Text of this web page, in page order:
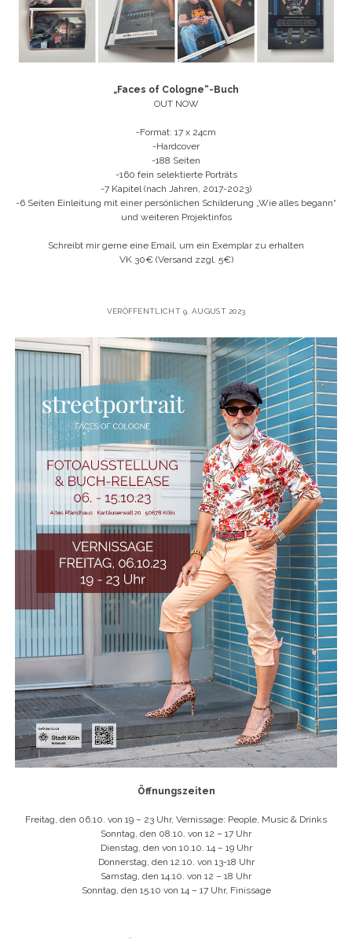
„Faces of Cologne“-Buch
OUT NOW
-Format: 17 x 24cm
-Hardcover
-188 Seiten
-160 fein selektierte Porträts
-7 Kapitel (nach Jahren, 2017-2023)
-6 Seiten Einleitung mit einer persönlichen Schilderung „Wie alles begann“
und weiteren Projektinfos
Schreibt mir gerne eine Email, um ein Exemplar zu erhalten
VK 30€ (Versand zzgl. 5€)
VERÖFFENTLICHT 9. AUGUST 2023
Öffnungszeiten
Freitag, den 06.10. von 19 – 23 Uhr, Vernissage: People, Music & Drinks
Sonntag, den 08.10. von 12 – 17 Uhr
Dienstag, den von 10.10. 14 – 19 Uhr
Donnerstag, den 12.10. von 13-18 Uhr
Samstag, den 14.10. von 12 – 18 Uhr
Sonntag, den 15.10 von 14 – 17 Uhr, Finissage